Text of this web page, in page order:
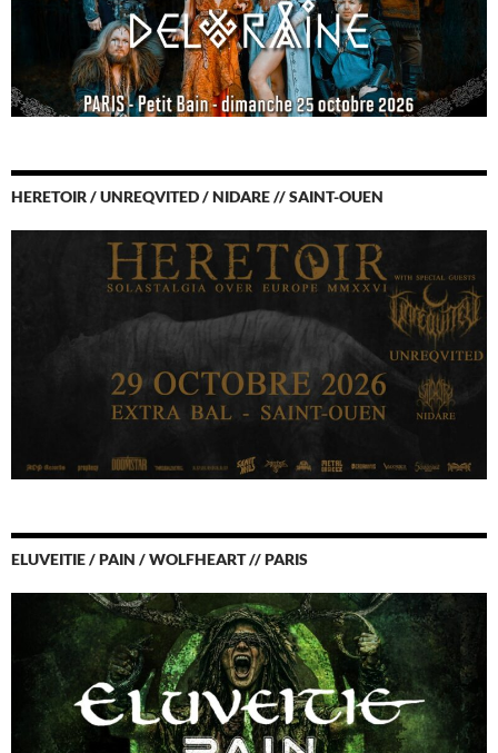
HERETOIR / UNREQVITED / NIDARE // SAINT-OUEN
ELUVEITIE / PAIN / WOLFHEART // PARIS